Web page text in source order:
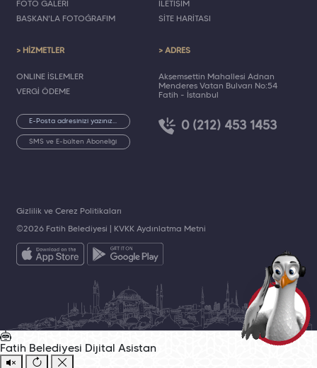
FOTO GALERİ
BAŞKAN'LA FOTOĞRAFIM
İLETİŞİM
SİTE HARİTASI
> HİZMETLER
ONLINE İŞLEMLER
VERGİ ÖDEME
SMS ve E-bülten Aboneliği
> ADRES
Akşemsettin Mahallesi Adnan
Menderes Vatan Bulvarı No:54
Fatih - İstanbul
0 (212) 453 1453
©2026 Fatih Belediyesi | KVKK Aydınlatma Metni
Gizlilik ve Çerez Politikaları
Fatih Belediyesi Dijital Asistan